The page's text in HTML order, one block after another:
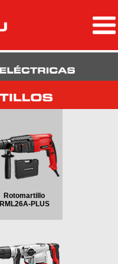
Rotomartillo
RML26A-PLUS